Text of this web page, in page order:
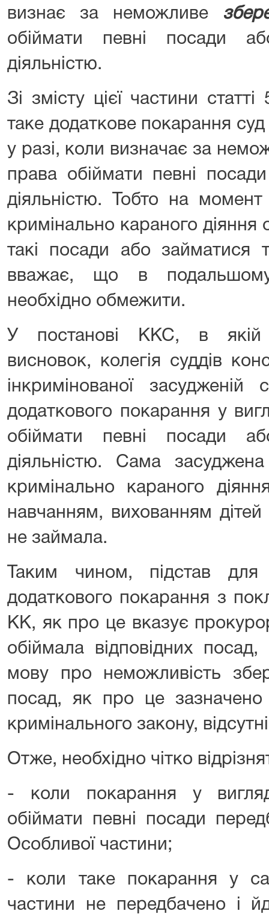
визнає за неможливе
обіймати певні посади
діяльністю.
Зі змісту цієї частини
таке додаткове покарання
у разі, коли визначає за
права обіймати певні
діяльністю. Тобто на момент
кримінально караного
такі посади або займатися
вважає, що в
необхідно обмежити.
У постанові ККС, в якій
висновок, колегія суддів
інкримінованої засудженій
додаткового покарання у
обіймати певні посади
діяльністю. Сама
кримінально караного
навчанням, вихованням
не займала.
Таким чином, підстав
додаткового покарання з
КК, як про це вказує
обіймала відповідних
мову про неможливість
посад, як про це зазначено
кримінального закону,
Отже, необхідно чітко
- коли покарання у
обіймати певні посади
Особливої частини;
- коли таке покарання у
частини не передбачено і